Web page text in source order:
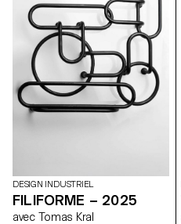
uniques.
DESIGN INDUSTRIEL
FILIFORME – 2025
avec Tomas Kral